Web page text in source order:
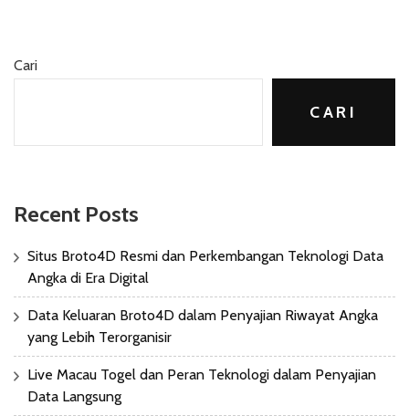
Cari
CARI
Recent Posts
Situs Broto4D Resmi dan Perkembangan Teknologi Data
Angka di Era Digital
Data Keluaran Broto4D dalam Penyajian Riwayat Angka
yang Lebih Terorganisir
Live Macau Togel dan Peran Teknologi dalam Penyajian
Data Langsung